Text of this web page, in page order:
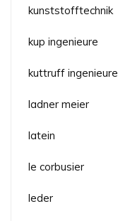
kunststofftechnik
kup ingenieure
kuttruff ingenieure
ladner meier
latein
le corbusier
leder